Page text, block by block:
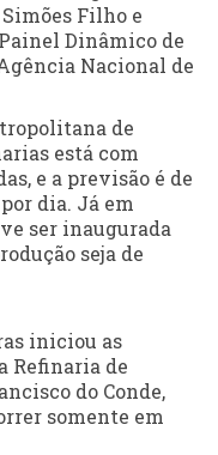
Filho e
Dinâmico de
Nacional de
de
está com
e a previsão é de
dia. Já em
ser inaugurada
seja de
iniciou as
Refinaria de
do Conde,
somente em